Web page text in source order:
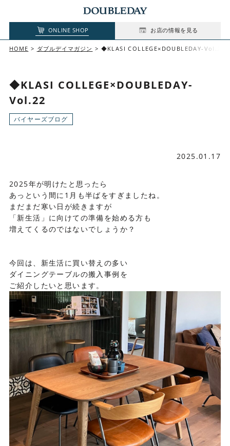
ONLINE SHOP お店の情報を見る
HOME ダブルデイマガジン ◆KLASI COLLEGE×DOUBLEDAY-Vol.22
◆KLASI COLLEGE×DOUBLEDAY-
Vol.22
バイヤーズブログ
2025.01.17
2025年が明けたと思ったら
あっという間に1月も半ばをすぎましたね。
まだまだ寒い日が続きますが
「新生活」に向けての準備を始める方も
増えてくるのではないでしょうか？
今回は、新生活に買い替えの多い
ダイニングテーブルの搬入事例を
ご紹介したいと思います。